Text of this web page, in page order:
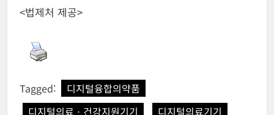
<법제처 제공>
Tagged:
디지털융합의약품
디지털의료ㆍ건강지원기기
디지털의료기기